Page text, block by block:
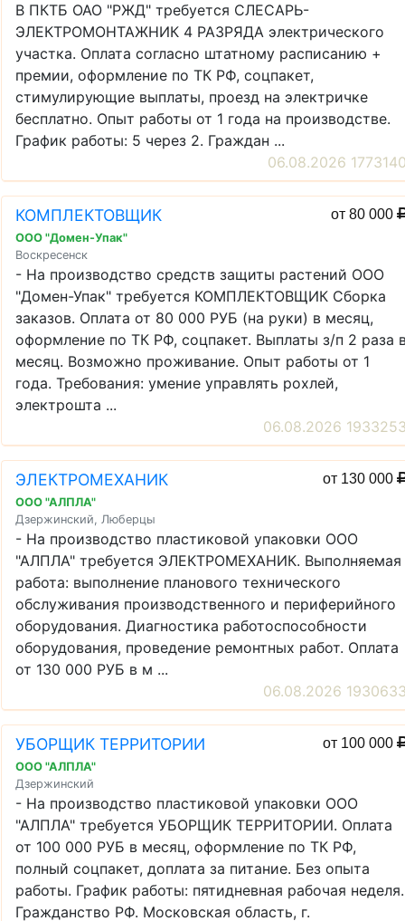
В ПКТБ ОАО "РЖД" требуется СЛЕСАРЬ-
ЭЛЕКТРОМОНТАЖНИК 4 РАЗРЯДА электрического
участка. Оплата согласно штатному расписанию +
премии, оформление по ТК РФ, соцпакет,
стимулирующие выплаты, проезд на электричке
бесплатно. Опыт работы от 1 года на производстве.
График работы: 5 через 2. Граждан ...
06.08.2026
КОМПЛЕКТОВЩИК от 80 000
ООО "Домен-Упак"
Воскресенск
- На производство средств защиты растений ООО
"Домен-Упак" требуется КОМПЛЕКТОВЩИК Сборка
заказов. Оплата от 80 000 РУБ (на руки) в месяц,
оформление по ТК РФ, соцпакет. Выплаты з/п 2 раза
месяц. Возможно проживание. Опыт работы от 1
года. Требования: умение управлять рохлей,
электрошта ...
06.08.2026
ЭЛЕКТРОМЕХАНИК от 130 000
ООО "АЛПЛА"
Дзержинский, Люберцы
- На производство пластиковой упаковки ООО
"АЛПЛА" требуется ЭЛЕКТРОМЕХАНИК. Выполняемая
работа: выполнение планового технического
обслуживания производственного и периферийного
оборудования. Диагностика работоспособности
оборудования, проведение ремонтных работ. Оплата
от 130 000 РУБ в м ...
06.08.2026
УБОРЩИК ТЕРРИТОРИИ от 100 000
ООО "АЛПЛА"
Дзержинский
- На производство пластиковой упаковки ООО
"АЛПЛА" требуется УБОРЩИК ТЕРРИТОРИИ. Оплата
от 100 000 РУБ в месяц, оформление по ТК РФ,
полный соцпакет, доплата за питание. Без опыта
работы. График работы: пятидневная рабочая неделя.
Гражданство РФ. Московская область, г.